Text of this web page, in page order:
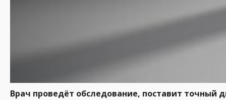
Врач проведёт обследование, поставит точный